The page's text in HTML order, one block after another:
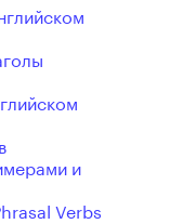
и
Verbs